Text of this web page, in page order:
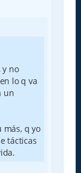
y no
lo q va
un
más, q yo
tácticas